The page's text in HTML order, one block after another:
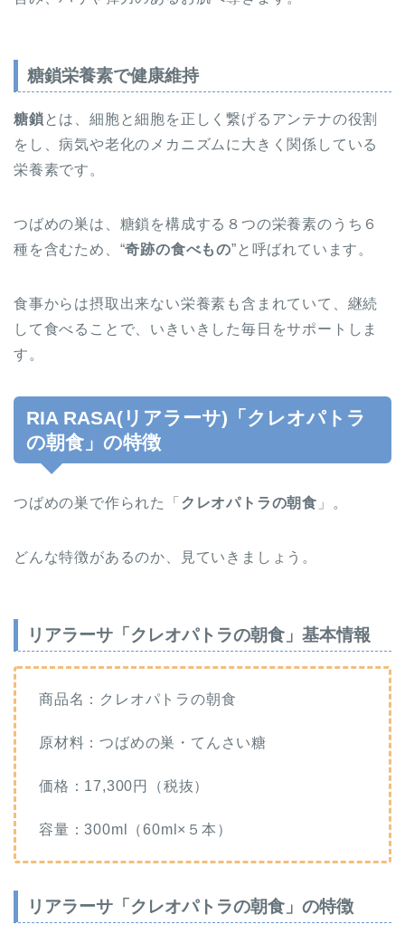
糖鎖栄養素で健康維持
糖鎖 とは、細胞と細胞を正しく繋げるアンテナの役割
をし、病気や老化のメカニズムに大きく関係している
栄養素です。
つばめの巣は、糖鎖を構成する８つの栄養素のうち６
種を含むため、“奇跡の食べもの”と呼ばれています。
食事からは摂取出来ない栄養素も含まれていて、継続
して食べることで、いきいきした毎日をサポートしま
す。
RIA RASA(リアラーサ)「クレオパトラ
の朝食」の特徴
つばめの巣で作られた「 クレオパトラの朝食 」。
どんな特徴があるのか、見ていきましょう。
リアラーサ「クレオパトラの朝食」基本情報
商品名：クレオパトラの朝食
原材料：つばめの巣・てんさい糖
価格：17,300円（税抜）
容量：300ml（60ml×５本）
リアラーサ「クレオパトラの朝食」の特徴